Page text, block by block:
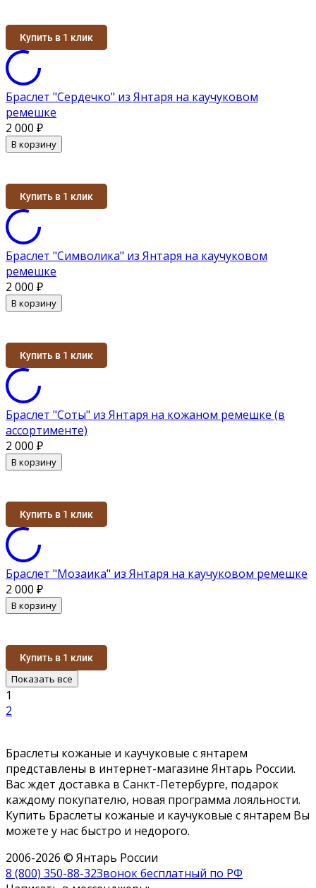
Купить в 1 клик
Браслет "Сердечко" из Янтаря на каучуковом
ремешке
2 000 ₽
В корзину
Купить в 1 клик
Браслет "Символика" из Янтаря на каучуковом
ремешке
2 000 ₽
В корзину
Купить в 1 клик
Браслет "Соты" из Янтаря на кожаном ремешке (в
ассортименте)
2 000 ₽
В корзину
Купить в 1 клик
Браслет "Мозаика" из Янтаря на каучуковом ремешке
2 000 ₽
В корзину
Купить в 1 клик
Показать все
1
2
Браслеты кожаные и каучуковые с янтарем
представлены в интернет-магазине Янтарь России.
Вас ждет доставка в Санкт-Петербурге, подарок
каждому покупателю, новая программа лояльности.
Купить Браслеты кожаные и каучуковые с янтарем Вы
можете у нас быстро и недорого.
2006-2026 © Янтарь России
8 (800) 350-88-32Звонок бесплатный по РФ